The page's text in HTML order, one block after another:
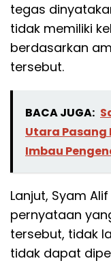
tegas
tidak memiliki
berdasarkan
tersebut.
BACA JUGA:
Utara Pasang
Imbau
Lanjut, Syam
pernyataan
tersebut, tidak
tidak dapat